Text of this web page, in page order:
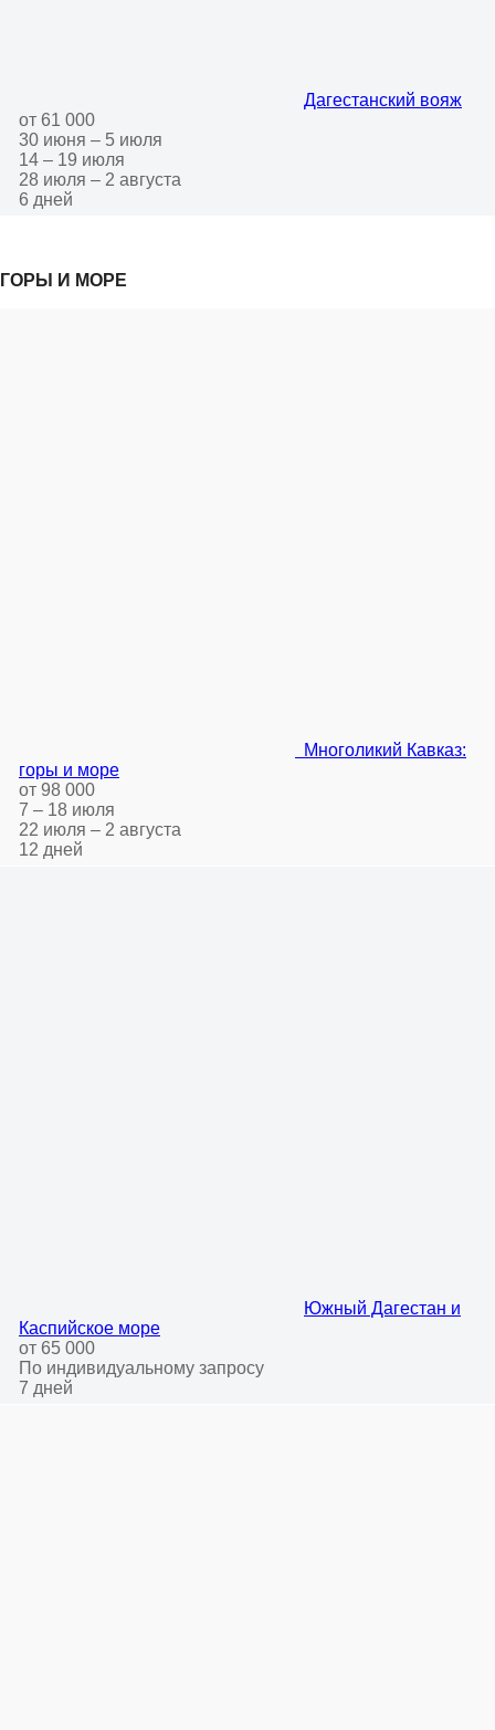
Дагестанский вояж
от 61 000
30 июня – 5 июля
14 – 19 июля
28 июля – 2 августа
6 дней
ГОРЫ И МОРЕ
Многоликий Кавказ:
горы и море
от 98 000
7 – 18 июля
22 июля – 2 августа
12 дней
Южный Дагестан и
Каспийское море
от 65 000
По индивидуальному запросу
7 дней